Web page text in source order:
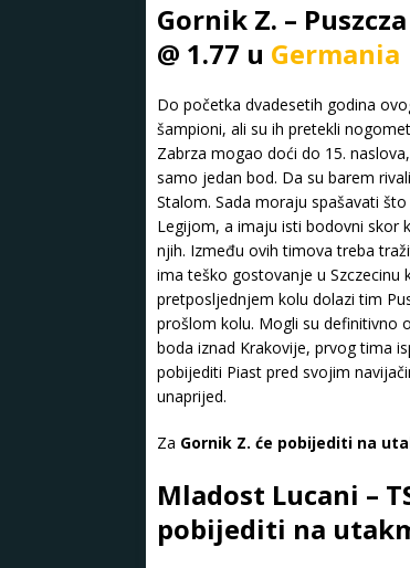
Gornik Z. –
@ 1.77 u Germania
Do početka dvadesetih godina
šampioni, ali su ih pretekli
Zabrza mogao doći do 15.
samo jedan bod. Da su barem
Stalom. Sada moraju spašavati
Legijom, a imaju isti bodovni skor
njih. Između ovih timova treba
ima teško gostovanje u Szczecinu
pretposljednjem kolu dolazi tim
prošlom kolu. Mogli su definitivno
boda iznad Krakovije, prvog tima
pobijediti Piast pred svojim
unaprijed.
Za Gornik Z. će pobijediti na
Mladost Lucani –
pobijediti na